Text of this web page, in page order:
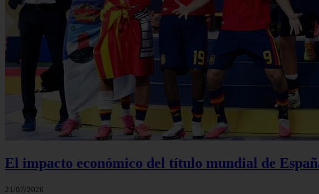
El impacto económico del título mundial de
21/07/2026